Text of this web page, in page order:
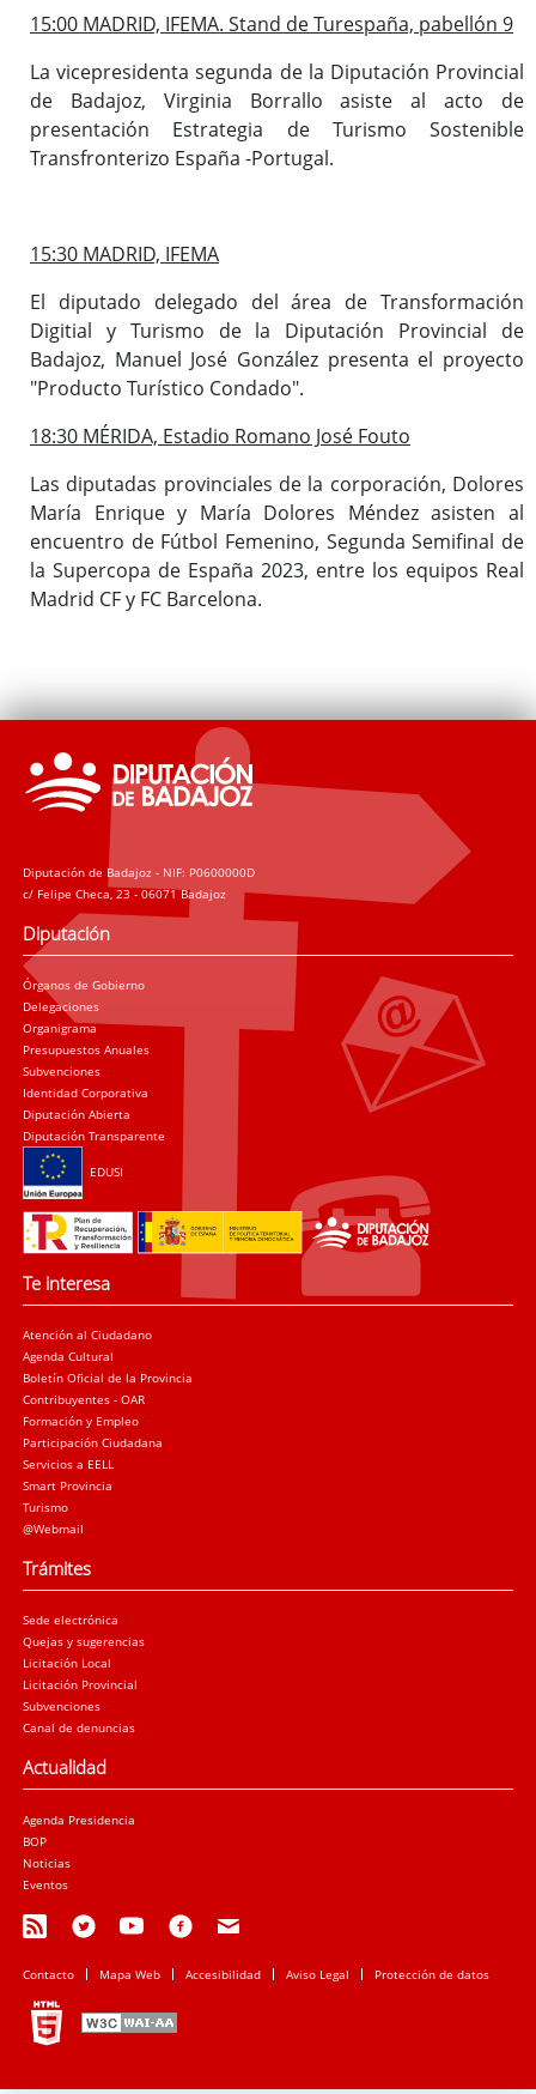
15:00 MADRID, IFEMA. Stand de Turespaña, pabellón 9
La vicepresidenta segunda de la Diputación Provincial
de Badajoz, Virginia Borrallo asiste al acto de
presentación Estrategia de Turismo Sostenible
Transfronterizo España -Portugal.
15:30 MADRID, IFEMA
El diputado delegado del área de Transformación
Digitial y Turismo de la Diputación Provincial de
Badajoz, Manuel José González presenta el proyecto
"Producto Turístico Condado".
18:30 MÉRIDA, Estadio Romano José Fouto
Las diputadas provinciales de la corporación, Dolores
María Enrique y María Dolores Méndez asisten al
encuentro de Fútbol Femenino, Segunda Semifinal de
la Supercopa de España 2023, entre los equipos Real
Madrid CF y FC Barcelona.
Diputación de Badajoz - NIF: P0600000D
c/ Felipe Checa, 23 - 06071 Badajoz
Diputación
Órganos de Gobierno
Delegaciones
Organigrama
Presupuestos Anuales
Subvenciones
Identidad Corporativa
Diputación Abierta
Diputación Transparente
EDUSI
Te interesa
Atención al Ciudadano
Agenda Cultural
Boletín Oficial de la Provincia
Contribuyentes - OAR
Formación y Empleo
Participación Ciudadana
Servicios a EELL
Smart Provincia
Turismo
@Webmail
Trámites
Sede electrónica
Quejas y sugerencias
Licitación Local
Licitación Provincial
Subvenciones
Canal de denuncias
Actualidad
Agenda Presidencia
BOP
Noticias
Eventos
Contacto Mapa Web Accesibilidad Aviso Legal Protección de datos